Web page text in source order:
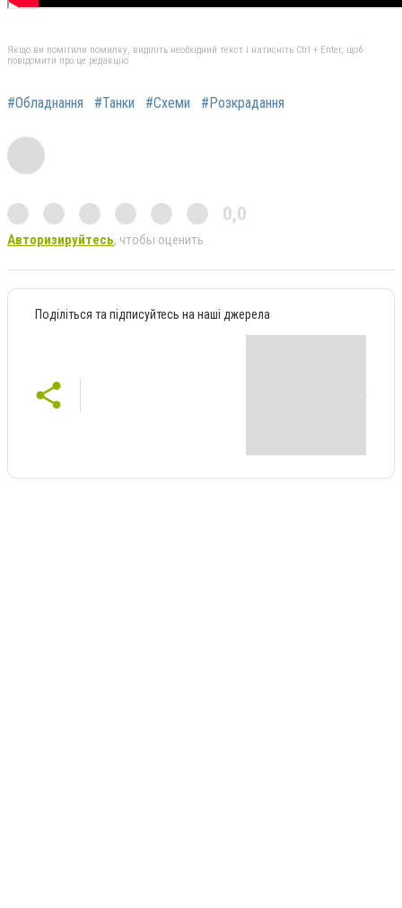
Якщо ви помітили помилку, виділіть необхідний текст і натисніть Ctrl + Enter, щоб
повідомити про це редакцію
#Обладнання #Танки #Схеми #Розкрадання
0,0
Авторизируйтесь, чтобы оценить
Поділіться та підписуйтесь на наші джерела